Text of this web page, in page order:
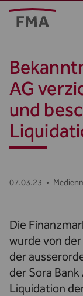
AG
und
07.03.23 •
Die
wurde von
der
der Sora
Liquidation